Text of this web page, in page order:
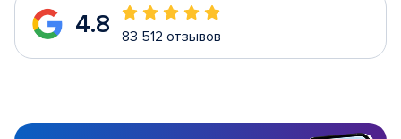
4.8 83 512 отзывов